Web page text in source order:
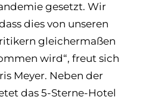
gesetzt. Wir
dies von unseren
gleichermaßen
wird“, freut sich
Meyer. Neben der
das 5-Sterne-Hotel